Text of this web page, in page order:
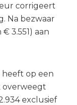
corrigeert
Na bezwaar
3.551) aan
op een
overweegt
exclusief